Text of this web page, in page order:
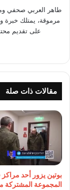
طاهر العربي صحفي
مرموقة، يمتلك خبرة
على تقديم
مقالات ذات صلة
بوتين يزور أحد مراكز
المجموعة المشتركة